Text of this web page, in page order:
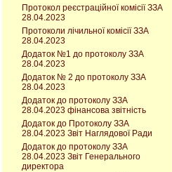
Протокол реєстраційної комісії ЗЗА
28.04.2023
Протоколи лічильної комісії ЗЗА
28.04.2023
Додаток №1 до протоколу ЗЗА
28.04.2023
Додаток № 2 до протоколу ЗЗА
28.04.2023
Додаток до протоколу ЗЗА
28.04.2023 фінансова звітність
Додаток до Протоколу ЗЗА
28.04.2023 Звіт Наглядової Ради
Додаток до протоколу ЗЗА
28.04.2023 Звіт Генерального
директора